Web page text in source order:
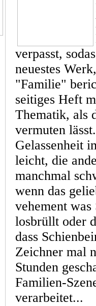
verpasst,
neuestes
"Familie"
seitiges Heft
Thematik, als
vermuten
Gelassenheit
leicht, die
manchmal
wenn das
vehement
losbrüllt oder
dass
Zeichner mal
Stunden
Familien-
verarbeitet...